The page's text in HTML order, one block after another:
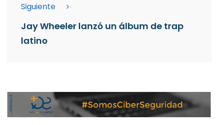
Siguiente
Jay Wheeler lanzó un álbum de trap
latino